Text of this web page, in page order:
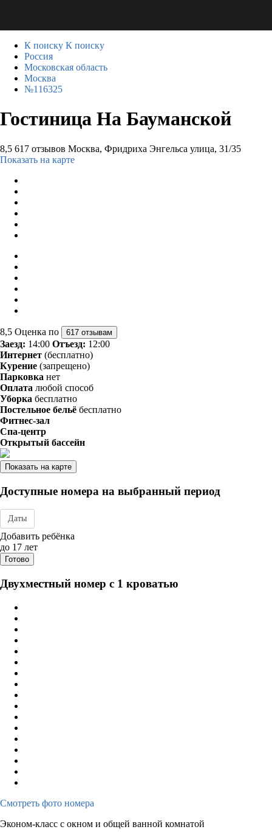
К поиску К поиску
Россия
Московская область
Москва
№116325
Гостиница На Бауманской
8,5 617 отзывов Москва, Фридриха Энгельса улица, 31/35
Показать на карте
8,5 Оценка по 617 отзывам
Заезд: 14:00 Отъезд: 12:00
Интернет (бесплатно)
Курение (запрещено)
Парковка нет
Оплата любой способ
Уборка бесплатно
Постельное бельё бесплатно
Фитнес-зал
Спа-центр
Открытый бассейн
Показать на карте
Доступные номера на выбранный период
Даты
Дата заезда - отъезда
Добавить ребёнка
до 17 лет
Готово
Двухместный номер с 1 кроватью
Смотреть фото номера
Эконом-класс с окном и общей ванной комнатой